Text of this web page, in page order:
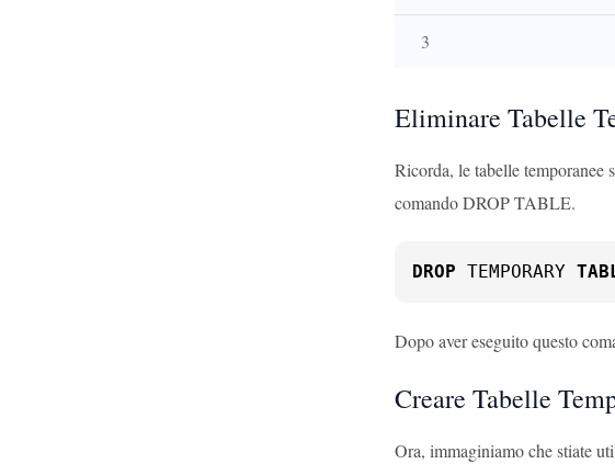
3
Eliminare Tabelle
Ricorda, le tabelle temporanee
comando DROP TABLE.
DROP TEMPORARY
Dopo aver eseguito questo
Creare Tabelle
Ora, immaginiamo che stiate